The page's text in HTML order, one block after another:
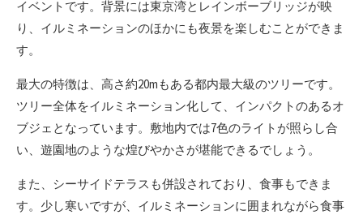
イベントです。背景には東京湾とレインボーブリッジが映
り、イルミネーションのほかにも夜景を楽しむことができま
す。
最大の特徴は、高さ約20mもある都内最大級のツリーです。
ツリー全体をイルミネーション化して、インパクトのあるオ
ブジェとなっています。敷地内では7色のライトが照らし合
い、遊園地のような煌びやかさが堪能できるでしょう。
また、シーサイドテラスも併設されており、食事もできま
す。少し寒いですが、イルミネーションに囲まれながら食事